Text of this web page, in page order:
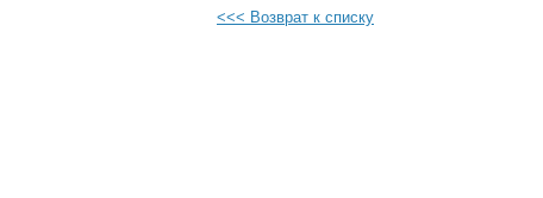
<<< Возврат к списку